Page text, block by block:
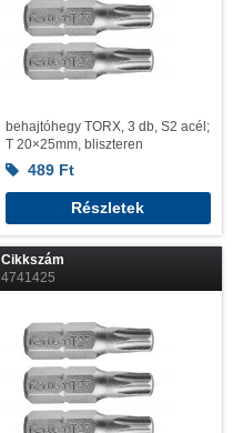
behajtóhegy TORX, 3 db, S2 acél;
T 20×25mm, bliszteren
489 Ft
Részletek
Cikkszám
4741425